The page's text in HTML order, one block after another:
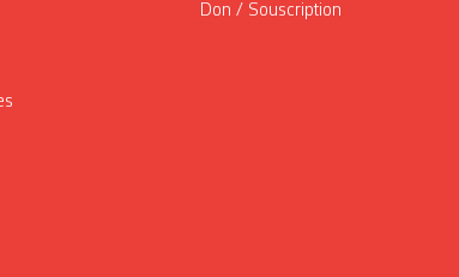
Don / Souscription